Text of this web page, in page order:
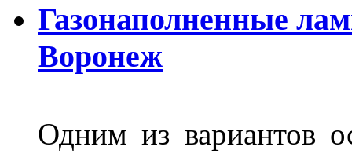
Газонаполненные
Воронеж
Одним из вариантов